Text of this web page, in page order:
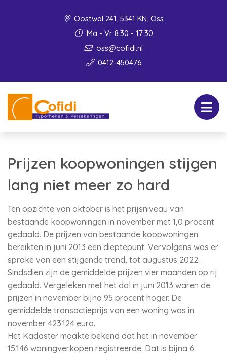
Oostwal 241, 5341 KN, Oss
Ma - Vr 8:30 - 17:30
oss@cofidi.nl
0412-450476
Prijzen koopwoningen stijgen
lang niet meer zo hard
Ten opzichte van oktober is het prijsniveau van
bestaande koopwoningen in november met 1,0 procent
gedaald. De prijzen van bestaande koopwoningen
bereikten in juni 2013 een dieptepunt. Vervolgens was er
sprake van een stijgende trend, tot augustus 2022.
Sindsdien zijn de gemiddelde prijzen vier maanden op rij
gedaald. Vergeleken met het dal in juni 2013 waren de
prijzen in november bijna 95 procent hoger. De
gemiddelde transactieprijs van een woning was in
november 423.124 euro.
Het Kadaster maakte bekend dat het in november
15.146 woningverkopen registreerde. Dat is bijna 6